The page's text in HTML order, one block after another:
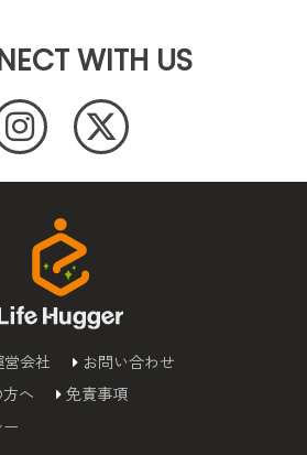
WITH US
営会社
お問い合わせ
へ
免責事項